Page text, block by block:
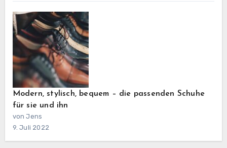
Modern, stylisch, bequem – die passenden Schuhe
für sie und ihn
von Jens
9. Juli 2022